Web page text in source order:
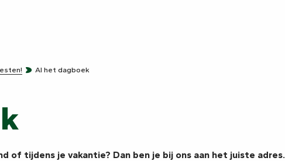
Al het dagboek
of tijdens je vakantie? Dan ben je bij ons aan het juiste adres.